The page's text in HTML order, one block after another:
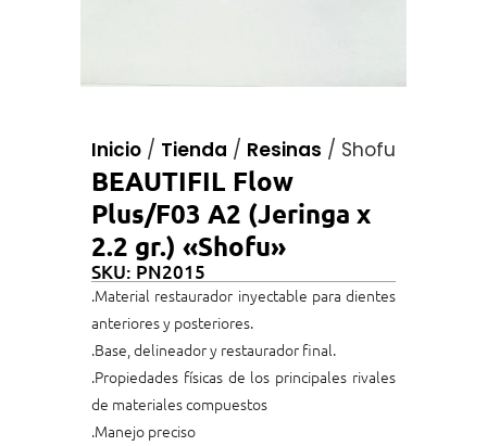
Inicio / Tienda / Resinas / Shofu
BEAUTIFIL Flow
Plus/F03 A2 (Jeringa x
2.2 gr.) «Shofu»
SKU: PN2015
.Material restaurador inyectable para dientes
anteriores y posteriores.
.Base, delineador y restaurador final.
.Propiedades físicas de los principales rivales
de materiales compuestos
.Manejo preciso